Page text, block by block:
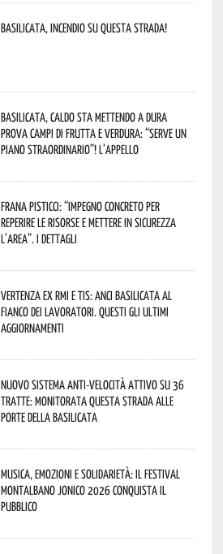
Basilicata, incendio su questa strada!
Basilicata, caldo sta mettendo a dura
prova campi di frutta e verdura: “Serve un
piano straordinario”! L’appello
Frana Pisticci: “Impegno concreto per
reperire le risorse e mettere in sicurezza
l’area”. I dettagli
Vertenza ex RMI e TIS: ANCI Basilicata al
fianco dei lavoratori. Questi gli ultimi
aggiornamenti
Nuovo sistema anti-velocità attivo su 36
tratte: monitorata questa strada alle
porte della Basilicata
Musica, emozioni e solidarietà: il Festival
Montalbano Jonico 2026 conquista il
pubblico